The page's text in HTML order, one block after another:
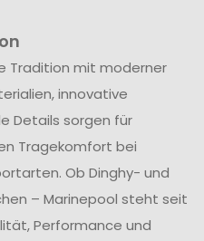
Tradition mit moderner
innovative
Details sorgen für
Tragekomfort bei
Ob Dinghy- und
– Marinepool steht seit
Performance und